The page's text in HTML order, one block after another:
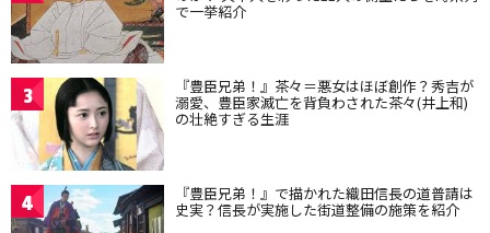
で一挙紹介
3 『豊臣兄弟！』茶々＝悪女はほぼ創作？秀吉が
溺愛、豊臣家滅亡を背負わされた茶々(井上和)
の壮絶すぎる生涯
4 『豊臣兄弟！』で描かれた織田信長の道普請は
史実？信長が実施した街道整備の施策を紹介